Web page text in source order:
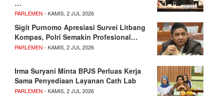
…
PARLEMEN - KAMIS, 2 JUL 2026
Sigit Purnomo Apresiasi Survei Litbang
Kompas, Polri Semakin Profesional…
PARLEMEN - KAMIS, 2 JUL 2026
Irma Suryani Minta BPJS Perluas Kerja
Sama Penyediaan Layanan Cath Lab
PARLEMEN - KAMIS, 2 JUL 2026